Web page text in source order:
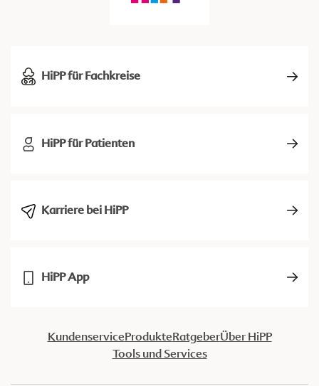
HiPP für Fachkreise
HiPP für Patienten
Karriere bei HiPP
HiPP App
KundenserviceProdukteRatgeberÜber HiPP
Tools und Services